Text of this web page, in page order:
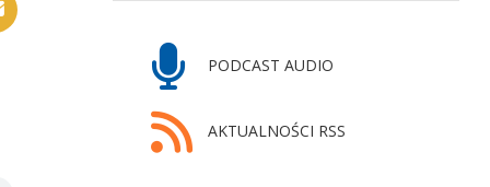
PODCAST AUDIO
AKTUALNOŚCI RSS